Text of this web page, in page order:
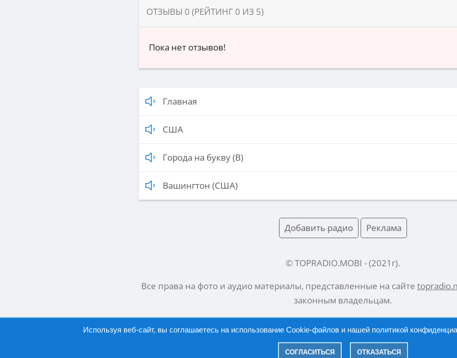
ОТЗЫВЫ 0 (РЕЙТИНГ 0 ИЗ 5)
Пока нет отзывов!
Главная
США
Города на букву (В)
Вашингтон (США)
Добавить радио Реклама
© TOPRADIO.MOBI - (2021 г).
Все права на фото и аудио материалы, представленные на сайте
законным владельцам.
Русский | English
Используя веб-сайт, вы соглашаетесь на использование Cookie-файлов и нашей политикой
СОГЛАСИТЬСЯ ОТКАЗАТЬСЯ